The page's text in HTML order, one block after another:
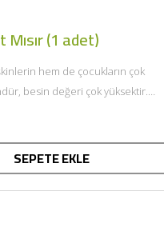
(1 adet)
hem de çocukların çok
besin değeri çok yüksektir.
SEPETE EKLE